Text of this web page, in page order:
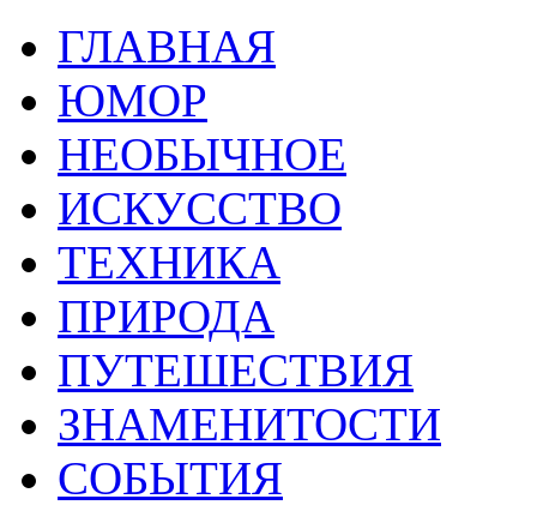
ГЛАВНАЯ
ЮМОР
НЕОБЫЧНОЕ
ИСКУССТВО
ТЕХНИКА
ПРИРОДА
ПУТЕШЕСТВИЯ
ЗНАМЕНИТОСТИ
СОБЫТИЯ